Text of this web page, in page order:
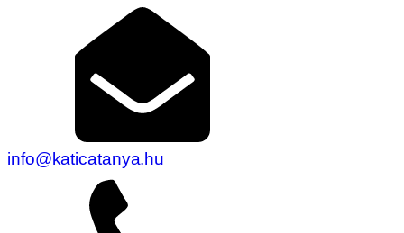
info@katicatanya.hu